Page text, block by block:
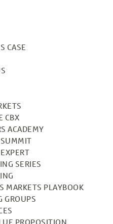
CASE
CBX
ACADEMY
SERIES
MARKETS PLAYBOOK
GROUPS